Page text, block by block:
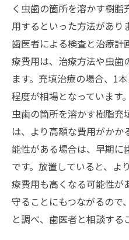
く虫歯の箇所を溶かす樹
用するといった方法があり
歯医者による検査と治療計
療費用は、治療方法や虫歯
ます。充填治療の場合、1
程度が相場となっています
虫歯の箇所を溶かす樹脂充
は、より高額な費用がかか
能性がある場合は、早期に
です。放置していると、よ
療費用も高くなる可能性が
守ることにもつながるので
と調べ、歯医者と相談する